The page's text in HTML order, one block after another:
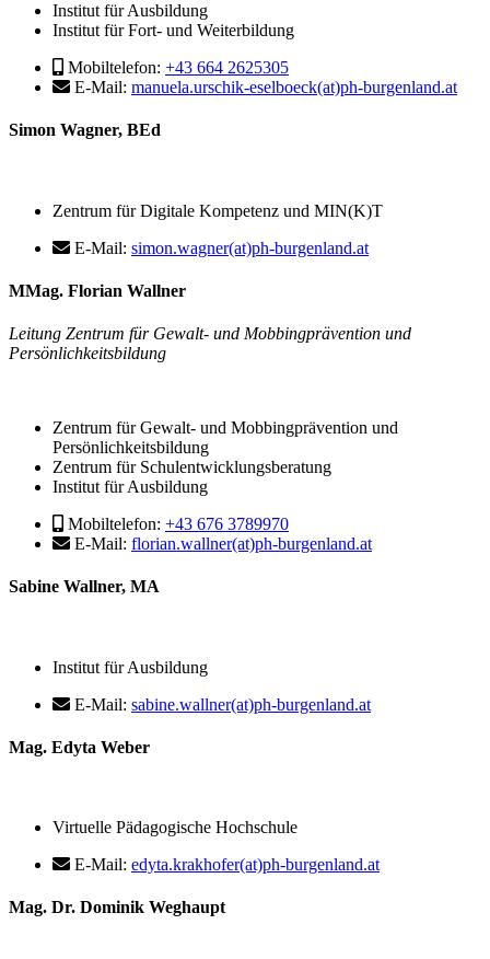
Institut für Ausbildung
Institut für Fort- und Weiterbildung
Mobiltelefon: +43 664 2625305
E-Mail: manuela.urschik-eselboeck(at)ph-burgenland.at
Simon Wagner, BEd
Zentrum für Digitale Kompetenz und MIN(K)T
E-Mail: simon.wagner(at)ph-burgenland.at
MMag. Florian Wallner
Leitung Zentrum für Gewalt- und Mobbingprävention und
Persönlichkeitsbildung
Zentrum für Gewalt- und Mobbingprävention und
Persönlichkeitsbildung
Zentrum für Schulentwicklungsberatung
Institut für Ausbildung
Mobiltelefon: +43 676 3789970
E-Mail: florian.wallner(at)ph-burgenland.at
Sabine Wallner, MA
Institut für Ausbildung
E-Mail: sabine.wallner(at)ph-burgenland.at
Mag. Edyta Weber
Virtuelle Pädagogische Hochschule
E-Mail: edyta.krakhofer(at)ph-burgenland.at
Mag. Dr. Dominik Weghaupt